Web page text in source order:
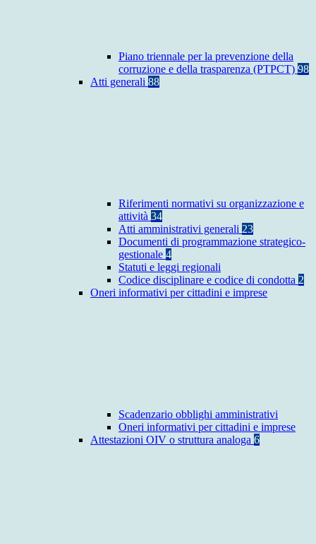
Piano triennale per la prevenzione della
corruzione e della trasparenza (PTPCT) 98
Atti generali 88
Riferimenti normativi su organizzazione e
attività 34
Atti amministrativi generali 23
Documenti di programmazione strategico-
gestionale 4
Statuti e leggi regionali
Codice disciplinare e codice di condotta 2
Oneri informativi per cittadini e imprese
Scadenzario obblighi amministrativi
Oneri informativi per cittadini e imprese
Attestazioni OIV o struttura analoga 6